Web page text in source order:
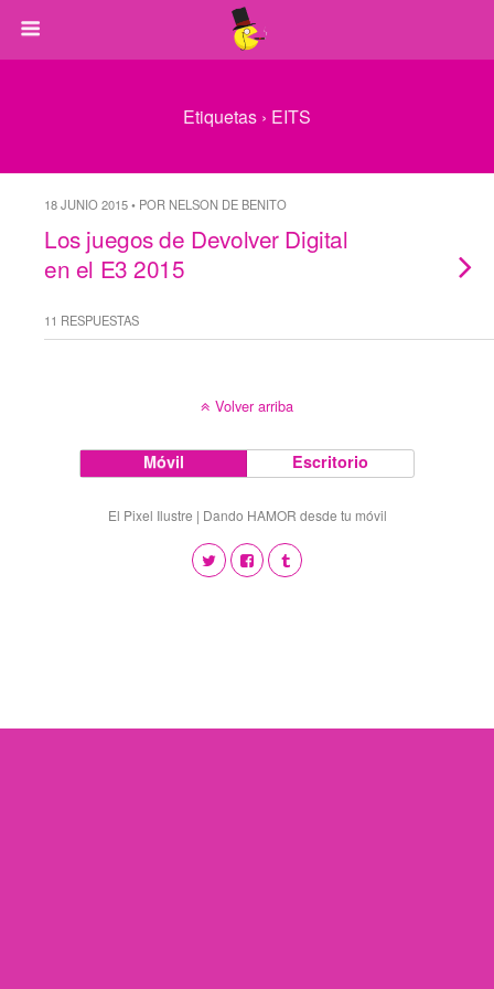
Etiquetas › EITS
18 JUNIO 2015 • POR NELSON DE BENITO
Los juegos de Devolver Digital
en el E3 2015
11 RESPUESTAS
Volver arriba
Móvil Escritorio
El Pixel Ilustre | Dando HAMOR desde tu móvil